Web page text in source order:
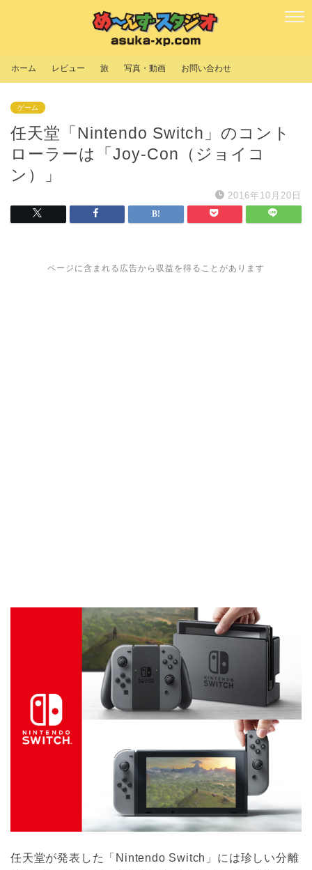
ホーム レビュー 旅 写真・動画 お問い合わせ
ゲーム
任天堂「Nintendo Switch」のコント
ローラーは「Joy-Con（ジョイコ
ン）」
2016年10月20日
ページに含まれる広告から収益を得ることがあります
任天堂が発表した「Nintendo Switch」には珍しい分離